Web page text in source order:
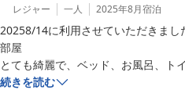
レジャー 一人 2025年8月宿泊
20258/14に利用させていただきまし
部屋
とても綺麗で、ベッド、お風呂、ト
いました。
続きを読む